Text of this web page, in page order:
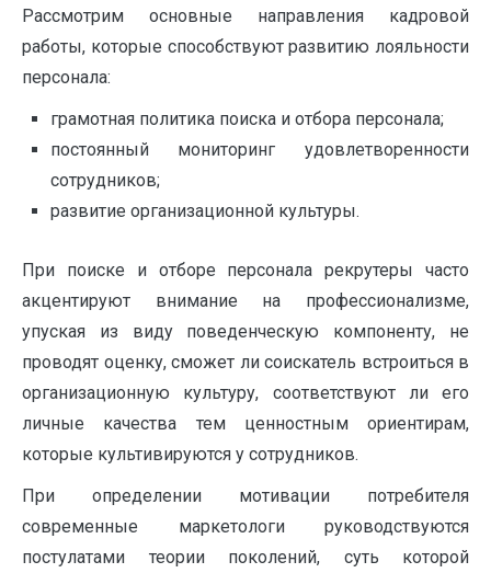
Рассмотрим основные направления кадровой
работы, которые способствуют развитию лояльности
персонала:
грамотная политика поиска и отбора персонала;
постоянный мониторинг удовлетворенности
сотрудников;
развитие организационной культуры.
При поиске и отборе персонала рекрутеры часто
акцентируют внимание на профессионализме,
упуская из виду поведенческую компоненту, не
проводят оценку, сможет ли соискатель встроиться в
организационную культуру, соответствуют ли его
личные качества тем ценностным ориентирам,
которые культивируются у сотрудников.
При определении мотивации потребителя
современные маркетологи руководствуются
постулатами теории поколений, суть которой